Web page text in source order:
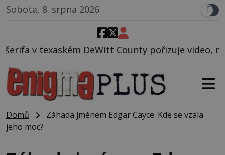
Sobota, 8. srpna 2026
DeWitt County pořizuje video, na kterém před
Domů
Záhada jménem Edgar Cayce: Kde se vzala
jeho moc?